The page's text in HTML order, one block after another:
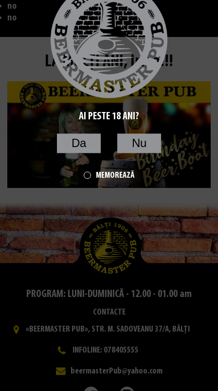
no
no
LA MULȚI ANI, Irina!!!
PROGRAM: LUNI-DUMINICĂ - 12.00 - 01.00 am
CONTACTE
«BEERMASTER PUB», STR. M. SADOVEANU 37/A, BĂLȚI
INFOLINE: 078405555
beermasterPub@yahoo.com
AI PESTE 18 ANI?
Da Nu
MEMOREAZĂ